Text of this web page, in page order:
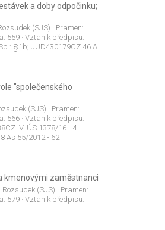
a doby odpočinku;
(SJS) · Pramen:
559· Vztah k předpisu:
§1b; JUD430179CZ 46 A
"společenského
(SJS) · Pramen:
566· Vztah k předpisu:
IV. ÚS 1378/16 - 4
As 55/2012 - 62
kmenovými zaměstnanci
Rozsudek (SJS) · Pramen:
579· Vztah k předpisu: